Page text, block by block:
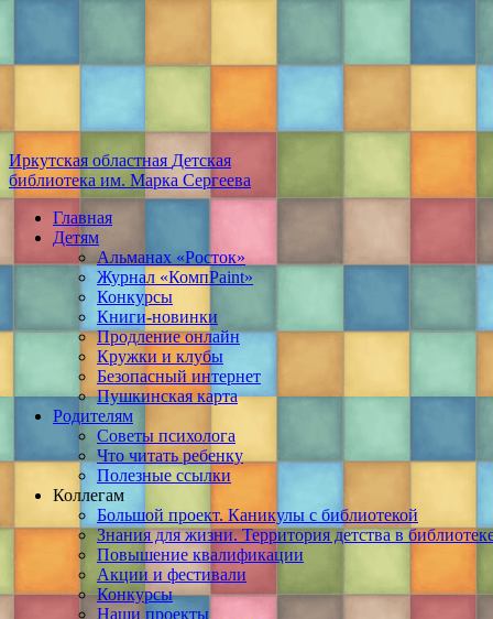
Иркутская областная Детская
библиотека им. Марка Сергеева
Главная
Детям
Альманах «Росток»
Журнал «КомпPaint»
Конкурсы
Книги-новинки
Продление онлайн
Кружки и клубы
Безопасный интернет
Пушкинская карта
Родителям
Советы психолога
Что читать ребенку
Полезные ссылки
Коллегам
Большой проект. Каникулы с библиотекой
Знания для жизни. Территория детства в
Повышение квалификации
Акции и фестивали
Конкурсы
Наши проекты